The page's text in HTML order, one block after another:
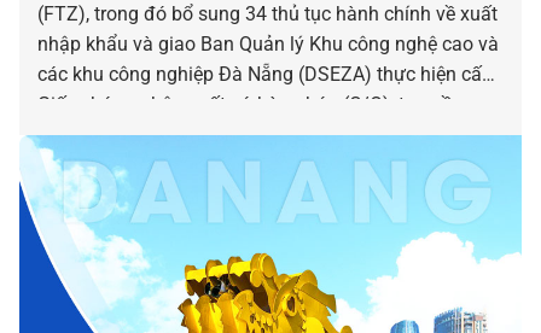
(FTZ), trong đó bổ sung 34 thủ tục hành chính về xuất
nhập khẩu và giao Ban Quản lý Khu công nghệ cao và
các khu công nghiệp Đà Nẵng (DSEZA) thực hiện cấp
Giấy chứng nhận xuất xứ hàng hóa (C/O), tạo nền
tảng sẵn sàng đưa FTZ vào vận hành, nâng cao hiệu
quả thu hút đầu tư và phát triển thương mại quốc tế.